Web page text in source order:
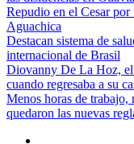
Repudio en el Cesar
Aguachica
Destacan sistema de
internacional de Brasil
Diovanny De La Hoz,
cuando regresaba a su
Menos horas de trabajo,
quedaron las nuevas